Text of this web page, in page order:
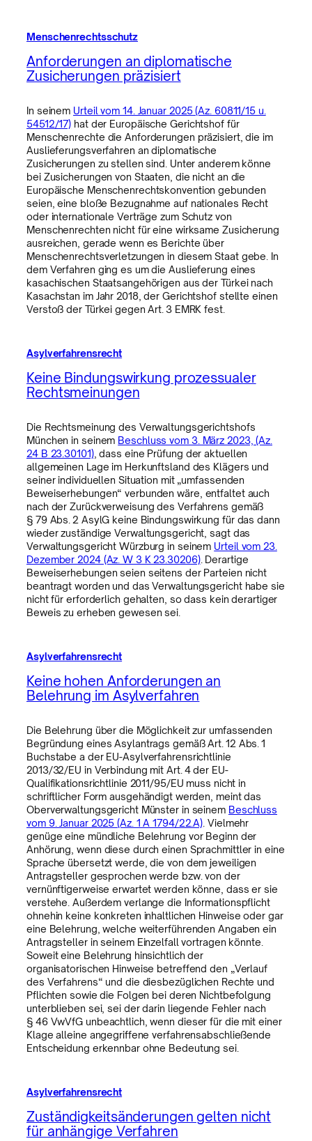
Menschenrechtsschutz
Anforderungen an diplomatische
Zusicherungen präzisiert
In seinem Urteil vom 14. Januar 2025 (Az. 60811/15 u.
54512/17) hat der Europäische Gerichtshof für
Menschenrechte die Anforderungen präzisiert, die im
Auslieferungsverfahren an diplomatische
Zusicherungen zu stellen sind. Unter anderem könne
bei Zusicherungen von Staaten, die nicht an die
Europäische Menschenrechtskonvention gebunden
seien, eine bloße Bezugnahme auf nationales Recht
oder internationale Verträge zum Schutz von
Menschenrechten nicht für eine wirksame Zusicherung
ausreichen, gerade wenn es Berichte über
Menschenrechtsverletzungen in diesem Staat gebe. In
dem Verfahren ging es um die Auslieferung eines
kasachischen Staatsangehörigen aus der Türkei nach
Kasachstan im Jahr 2018, der Gerichtshof stellte einen
Verstoß der Türkei gegen Art. 3 EMRK fest.
Asylverfahrensrecht
Keine Bindungswirkung prozessualer
Rechtsmeinungen
Die Rechtsmeinung des Verwaltungsgerichtshofs
München in seinem Beschluss vom 3. März 2023, (Az.
24 B 23.30101), dass eine Prüfung der aktuellen
allgemeinen Lage im Herkunftsland des Klägers und
seiner individuellen Situation mit „umfassenden
Beweiserhebungen“ verbunden wäre, entfaltet auch
nach der Zurückverweisung des Verfahrens gemäß
§ 79 Abs. 2 AsylG keine Bindungswirkung für das dann
wieder zuständige Verwaltungsgericht, sagt das
Verwaltungsgericht Würzburg in seinem Urteil vom 23.
Dezember 2024 (Az. W 3 K 23.30206). Derartige
Beweiserhebungen seien seitens der Parteien nicht
beantragt worden und das Verwaltungsgericht habe sie
nicht für erforderlich gehalten, so dass kein derartiger
Beweis zu erheben gewesen sei.
Asylverfahrensrecht
Keine hohen Anforderungen an
Belehrung im Asylverfahren
Die Belehrung über die Möglichkeit zur umfassenden
Begründung eines Asylantrags gemäß Art. 12 Abs. 1
Buchstabe a der EU-Asylverfahrensrichtlinie
2013/32/EU in Verbindung mit Art. 4 der EU-
Qualifikationsrichtlinie 2011/95/EU muss nicht in
schriftlicher Form ausgehändigt werden, meint das
Oberverwaltungsgericht Münster in seinem Beschluss
vom 9. Januar 2025 (Az. 1 A 1794/22.A) . Vielmehr
genüge eine mündliche Belehrung vor Beginn der
Anhörung, wenn diese durch einen Sprachmittler in eine
Sprache übersetzt werde, die von dem jeweiligen
Antragsteller gesprochen werde bzw. von der
vernünftigerweise erwartet werden könne, dass er sie
verstehe. Außerdem verlange die Informationspflicht
ohnehin keine konkreten inhaltlichen Hinweise oder gar
eine Belehrung, welche weiterführenden Angaben ein
Antragsteller in seinem Einzelfall vortragen könnte.
Soweit eine Belehrung hinsichtlich der
organisatorischen Hinweise betreffend den „Verlauf
des Verfahrens“ und die diesbezüglichen Rechte und
Pflichten sowie die Folgen bei deren Nichtbefolgung
unterblieben sei, sei der darin liegende Fehler nach
§ 46 VwVfG unbeachtlich, wenn dieser für die mit einer
Klage alleine angegriffene verfahrensabschließende
Entscheidung erkennbar ohne Bedeutung sei.
Asylverfahrensrecht
Zuständigkeitsänderungen gelten nicht
für anhängige Verfahren